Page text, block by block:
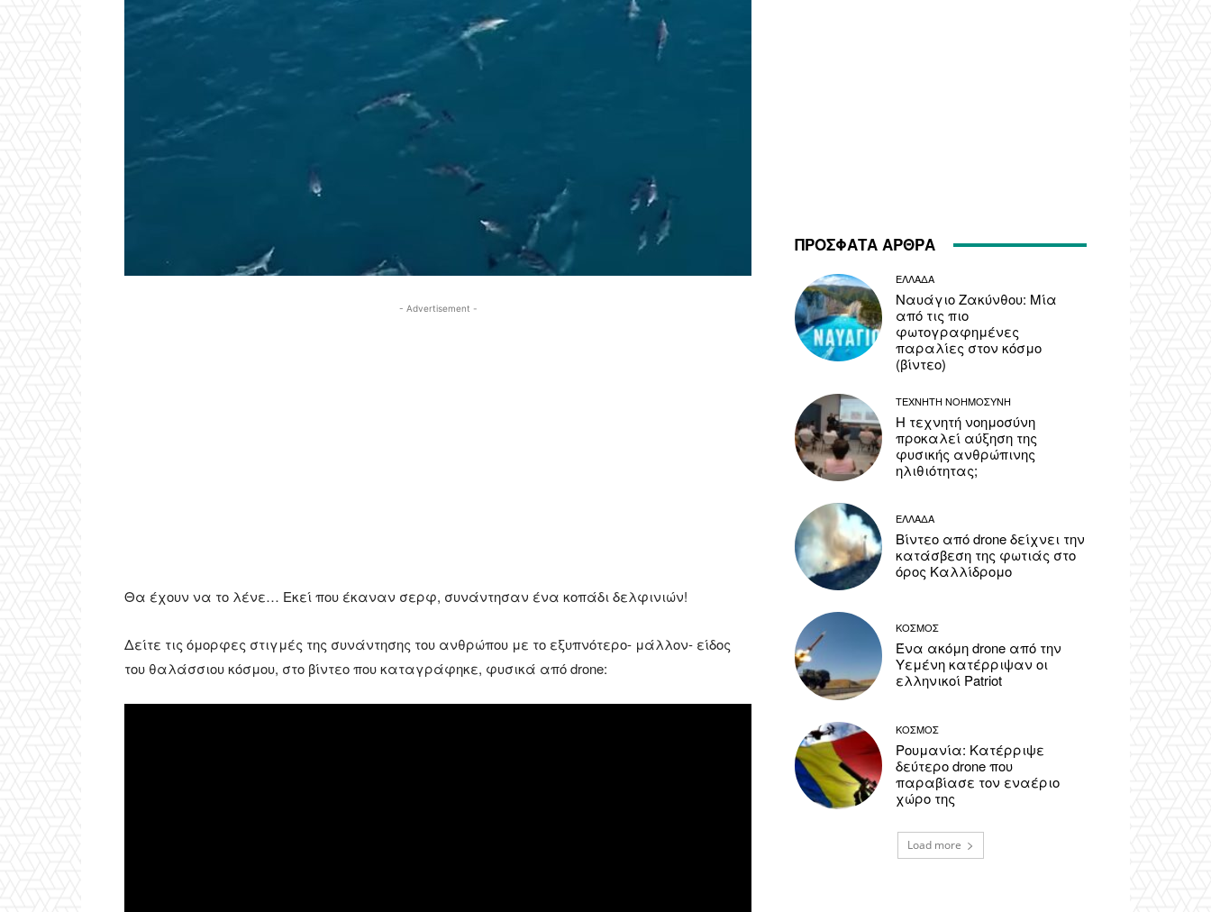
- Advertisement -
Θα έχουν να το λένε… Εκεί που έκαναν σερφ, συνάντησαν ένα κοπάδι δελφινιών!
Δείτε τις όμορφες στιγμές της συνάντησης του ανθρώπου με το εξυπνότερο- μάλλον- είδος
του θαλάσσιου κόσμου, στο βίντεο που καταγράφηκε, φυσικά από drone:
ΠΡΟΣΦΑΤΑ ΑΡΘΡΑ
ΕΛΛΑΔΑ
Ναυάγιο Ζακύνθου: Μία
από τις πιο
φωτογραφημένες
παραλίες στον κόσμο
(βίντεο)
ΤΕΧΝΗΤΗ ΝΟΗΜΟΣΥΝΗ
Η τεχνητή νοημοσύνη
προκαλεί αύξηση της
φυσικής ανθρώπινης
ηλιθιότητας;
ΕΛΛΑΔΑ
Βίντεο από drone δείχνει την
κατάσβεση της φωτιάς στο
όρος Καλλίδρομο
ΚΟΣΜΟΣ
Ένα ακόμη drone από την
Υεμένη κατέρριψαν οι
ελληνικοί Patriot
ΚΟΣΜΟΣ
Ρουμανία: Κατέρριψε
δεύτερο drone που
παραβίασε τον εναέριο
χώρο της
Load more